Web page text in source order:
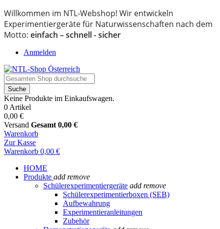
Willkommen im NTL-Webshop! Wir entwickeln
Experimentiergeräte für Naturwissenschaften nach dem
Motto: einfach – schnell - sicher
Anmelden
Suche
Keine Produkte im Einkaufswagen.
0 Artikel
0,00 €
Versand Gesamt 0,00 €
Warenkorb
Zur Kasse
Warenkorb 0,00 €
HOME
Produkte add remove
Schülerexperimentiergeräte add remove
Schülerexperimentierboxen (SEB)
Aufbewahrung
Experimentieranleitungen
Zubehör